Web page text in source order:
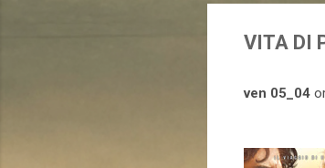
VITA DI
ven 05_04